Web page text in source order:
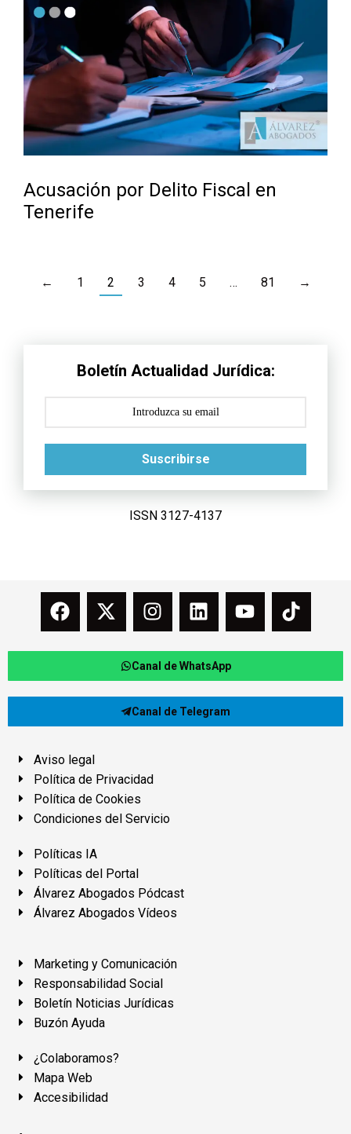
Acusación por Delito Fiscal en
Tenerife
← 1 2 3 4 5 … 81 →
Boletín Actualidad Jurídica:
Suscribirse
ISSN 3127-4137
Canal de WhatsApp
Canal de Telegram
Aviso legal
Política de Privacidad
Política de Cookies
Condiciones del Servicio
Políticas IA
Políticas del Portal
Álvarez Abogados Pódcast
Álvarez Abogados Vídeos
Marketing y Comunicación
Responsabilidad Social
Boletín Noticias Jurídicas
Buzón Ayuda
¿Colaboramos?
Mapa Web
Accesibilidad